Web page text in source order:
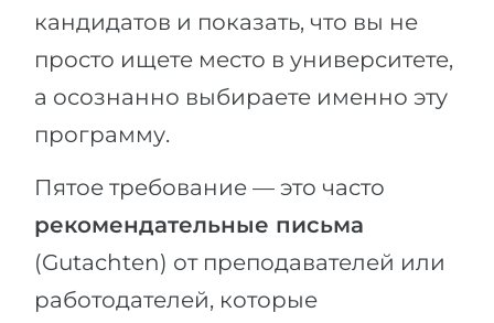
кандидатов и показать, что вы не
просто ищете место в университете,
а осознанно выбираете именно эту
программу.
Пятое требование — это часто
рекомендательные письма
(Gutachten) от преподавателей или
работодателей, которые